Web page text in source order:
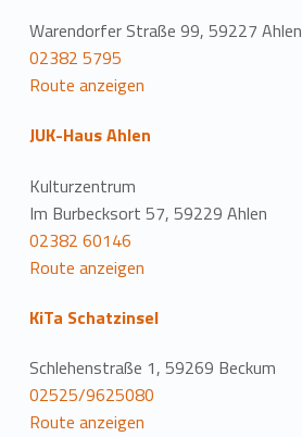
Warendorfer Straße 99, 59227 Ahlen
02382 5795
Route anzeigen
JUK-Haus Ahlen
Kulturzentrum
Im Burbecksort 57, 59229 Ahlen
02382 60146
Route anzeigen
KiTa Schatzinsel
Schlehenstraße 1, 59269 Beckum
02525/9625080
Route anzeigen